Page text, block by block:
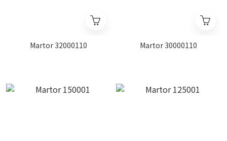
Martor 32000110 Martor 30000110